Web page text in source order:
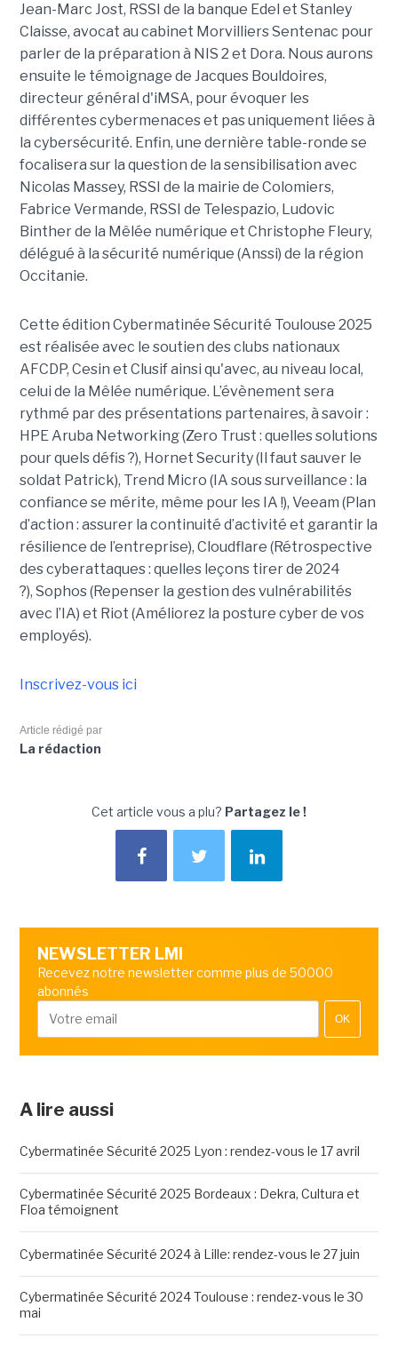
Jean-Marc Jost, RSSI de la banque Edel et Stanley
Claisse, avocat au cabinet Morvilliers Sentenac pour
parler de la préparation à NIS 2 et Dora. Nous aurons
ensuite le témoignage de Jacques Bouldoires,
directeur général d'iMSA, pour évoquer les
différentes cybermenaces et pas uniquement liées à
la cybersécurité. Enfin, une dernière table-ronde se
focalisera sur la question de la sensibilisation avec
Nicolas Massey, RSSI de la mairie de Colomiers,
Fabrice Vermande, RSSI de Telespazio, Ludovic
Binther de la Mêlée numérique et Christophe Fleury,
délégué à la sécurité numérique (Anssi) de la région
Occitanie.
Cette édition Cybermatinée Sécurité Toulouse 2025
est réalisée avec le soutien des clubs nationaux
AFCDP, Cesin et Clusif ainsi qu'avec, au niveau local,
celui de la Mêlée numérique. L’évènement sera
rythmé par des présentations partenaires, à savoir :
HPE Aruba Networking (Zero Trust : quelles solutions
pour quels défis ?), Hornet Security (Il faut sauver le
soldat Patrick), Trend Micro (IA sous surveillance : la
confiance se mérite, même pour les IA !), Veeam (Plan
d’action : assurer la continuité d’activité et garantir la
résilience de l’entreprise), Cloudflare (Rétrospective
des cyberattaques : quelles leçons tirer de 2024
?), Sophos (Repenser la gestion des vulnérabilités
avec l’IA) et Riot (Améliorez la posture cyber de vos
employés).
Inscrivez-vous ici
Article rédigé par
La rédaction
Cet article vous a plu? Partagez le !
NEWSLETTER LMI
Recevez notre newsletter comme plus de 50000
abonnés
OK
A lire aussi
Cybermatinée Sécurité 2025 Lyon : rendez-vous le 17 avril
Cybermatinée Sécurité 2025 Bordeaux : Dekra, Cultura et
Floa témoignent
Cybermatinée Sécurité 2024 à Lille: rendez-vous le 27 juin
Cybermatinée Sécurité 2024 Toulouse : rendez-vous le 30
mai